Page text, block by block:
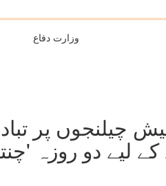
وزارت دفاع
چیلنجوں پر
کے لیے دو روزہ